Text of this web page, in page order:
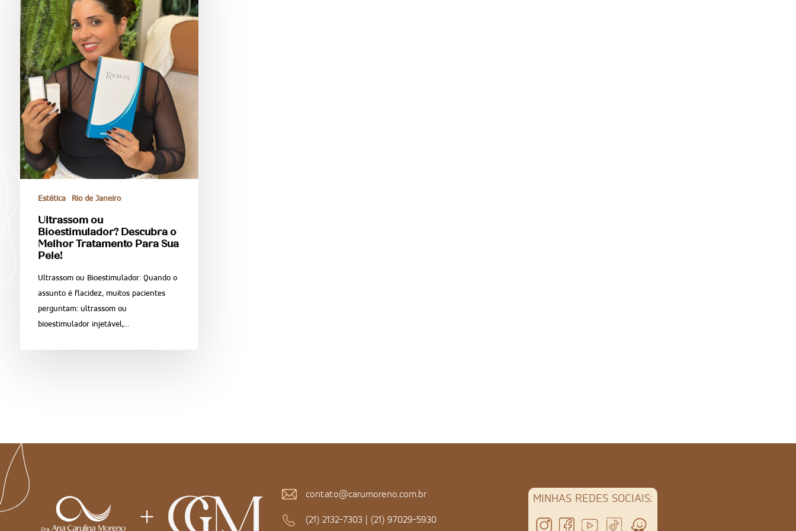
Estética Rio de Janeiro
Ultrassom ou
Bioestimulador? Descubra o
Melhor Tratamento Para Sua
Pele!
Ultrassom ou Bioestimulador: Quando o
assunto é flacidez, muitos pacientes
perguntam: ultrassom ou
bioestimulador injetável,…
contato@carumoreno.com.br
(21) 2132-7303 | (21) 97029-5930
MINHAS REDES SOCIAIS: